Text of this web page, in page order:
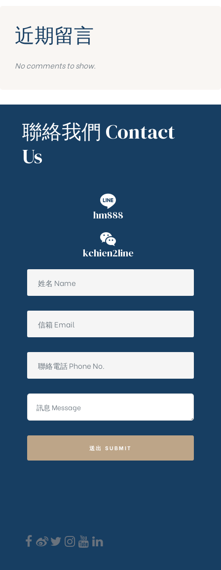
近期留言
No comments to show.
聯絡我們 Contact
Us
hm888
kchien2line
送出 SUBMIT